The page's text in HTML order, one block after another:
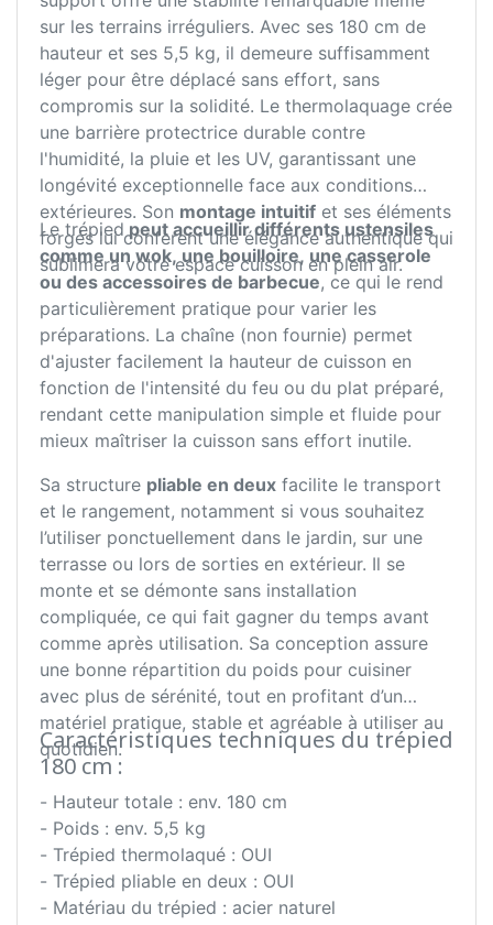
sur les terrains irréguliers. Avec ses 180 cm de
hauteur et ses 5,5 kg, il demeure suffisamment
léger pour être déplacé sans effort, sans
compromis sur la solidité. Le thermolaquage crée
une barrière protectrice durable contre
l'humidité, la pluie et les UV, garantissant une
longévité exceptionnelle face aux conditions
extérieures. Son montage intuitif et ses éléments
forgés lui confèrent une élégance authentique qui
sublimera votre espace cuisson en plein air.
Le trépiedpeut accueillir différents ustensiles
comme un wok, une bouilloire, une casserole
ou des accessoires de barbecue, ce qui le rend
particulièrement pratique pour varier les
préparations. La chaîne (non fournie) permet
d'ajuster facilement la hauteur de cuisson en
fonction de l'intensité du feu ou du plat préparé,
rendant cette manipulation simple et fluide pour
mieux maîtriser la cuisson sans effort inutile.
Sa structure pliable en deux facilite le transport
et le rangement, notamment si vous souhaitez
l’utiliser ponctuellement dans le jardin, sur une
terrasse ou lors de sorties en extérieur. Il se
monte et se démonte sans installation
compliquée, ce qui fait gagner du temps avant
comme après utilisation. Sa conception assure
une bonne répartition du poids pour cuisiner
avec plus de sérénité, tout en profitant d’un
matériel pratique, stable et agréable à utiliser au
quotidien.
Caractéristiques techniques du trépied
180 cm :
- Hauteur totale : env. 180 cm
- Poids : env. 5,5 kg
- Trépied thermolaqué : OUI
- Trépied pliable en deux : OUI
- Matériau du trépied : acier naturel